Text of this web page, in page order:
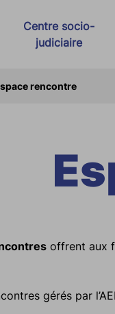
Centre socio-
judiciaire
Dispositif AIR et
rencontre
offrent aux
gérés par